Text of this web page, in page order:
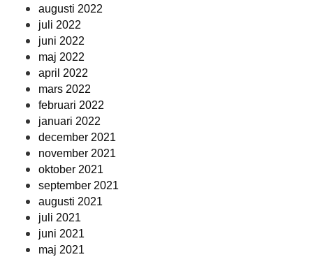
augusti 2022
juli 2022
juni 2022
maj 2022
april 2022
mars 2022
februari 2022
januari 2022
december 2021
november 2021
oktober 2021
september 2021
augusti 2021
juli 2021
juni 2021
maj 2021